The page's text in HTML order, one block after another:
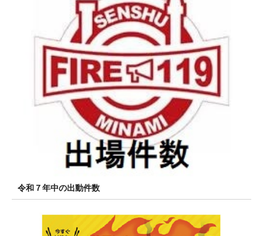
令和７年中の出動件数